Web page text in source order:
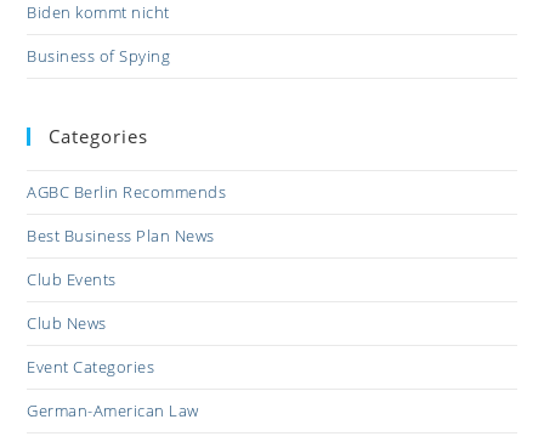
Biden kommt nicht
Business of Spying
Categories
AGBC Berlin Recommends
Best Business Plan News
Club Events
Club News
Event Categories
German-American Law